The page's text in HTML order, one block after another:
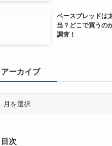
ベースブレッドは
当？どこで買うの
調査！
アーカイブ
ブ目次